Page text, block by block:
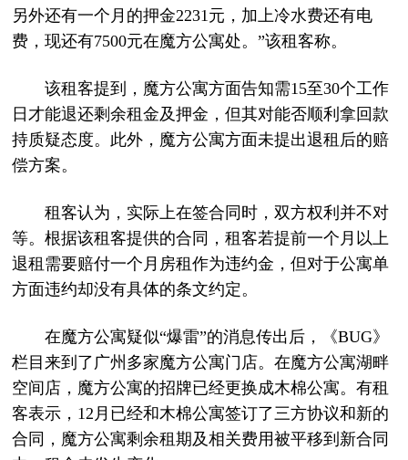
另外还有一个月的押金2231元，加上冷水费还有电
费，现还有7500元在魔方公寓处。”该租客称。
该租客提到，魔方公寓方面告知需15至30个工作
日才能退还剩余租金及押金，但其对能否顺利拿回款
持质疑态度。此外，魔方公寓方面未提出退租后的赔
偿方案。
租客认为，实际上在签合同时，双方权利并不对
等。根据该租客提供的合同，租客若提前一个月以上
退租需要赔付一个月房租作为违约金，但对于公寓单
方面违约却没有具体的条文约定。
在魔方公寓疑似“爆雷”的消息传出后，《BUG》
栏目来到了广州多家魔方公寓门店。在魔方公寓湖畔
空间店，魔方公寓的招牌已经更换成木棉公寓。有租
客表示，12月已经和木棉公寓签订了三方协议和新的
合同，魔方公寓剩余租期及相关费用被平移到新合同